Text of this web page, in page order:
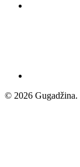
© 2026 Gugadžina.